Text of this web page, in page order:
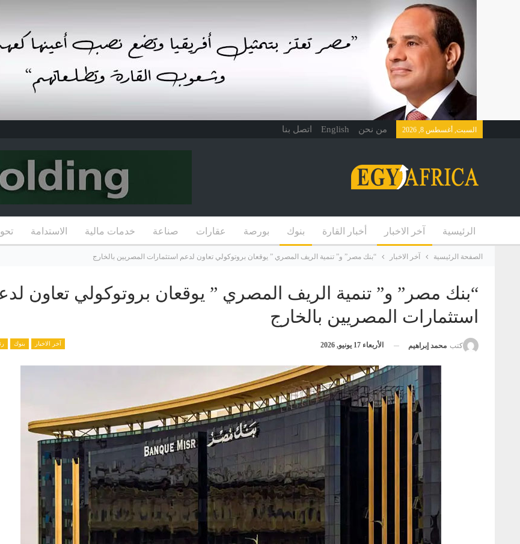
السبت, أغسطس 8, 2026 من نحن English اتصل بنا
الرئيسية آخر الاخبار أخبار القارة بنوك بورصة عقارات صناعة خدمات مالية الاستدامة
الصفحة الرئيسية آخر الاخبار “بنك مصر” و” تنمية الريف المصري ” يوقعان بروتوكولي تعاون لدعم استثمارات المصريين بالخارج
“بنك مصر” و” تنمية الريف المصري ” يوقعان بروتوكولي تعاون
استثمارات المصريين بالخارج
آخر الاخبار بنوك كتب محمد إبراهيم الأربعاء 17 يونيو, 2026